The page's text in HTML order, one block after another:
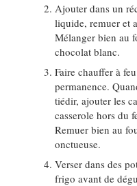
Ajouter dans un
liquide, remuer et
Mélanger bien au
chocolat blanc.
Faire chauffer à
permanence.
tiédir, ajouter les
casserole hors du
Remuer bien au
onctueuse.
Verser dans des
frigo avant de